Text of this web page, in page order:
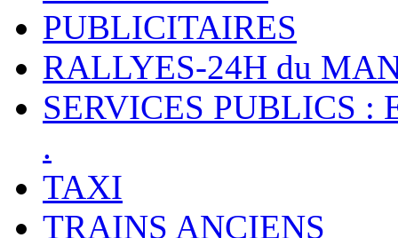
PUBLICITAIRES
RALLYES-24H du
SERVICES PUBLICS :
.
TAXI
TRAINS ANCIENS